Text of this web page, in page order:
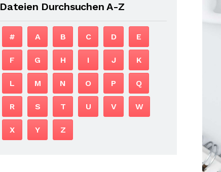
Dateien Durchsuchen A-Z
# A B C D E
F G H I J K
L M N O P Q
R S T U V W
X Y Z